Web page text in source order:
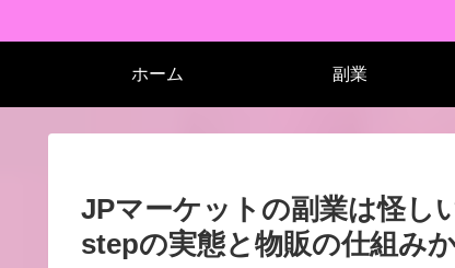
ホーム 副業
JPマーケットの副業は怪し
stepの実態と物販の仕組み